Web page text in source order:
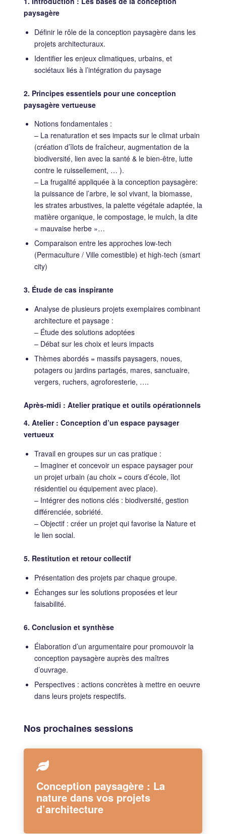
paysagère
Définir le rôle de la conception paysagère dans les
projets architecturaux.
Identifier les enjeux climatiques, urbains, et
sociétaux liés à l’intégration du paysage
2. Principes essentiels pour une conception
paysagère vertueuse
Notions fondamentales :
– La renaturation et ses impacts sur le climat urbain
(création d’îlots de fraîcheur, augmentation de la
biodiversité, lien avec la santé & le bien‐être, lutte
contre le ruissellement, … ).
– La frugalité appliquée à la conception paysagère:
la puissance de l’arbre, le sol vivant, la biomasse,
les strates arbustives, la palette végétale adaptée, la
matière organique, le compostage, le mulch, la dite
« mauvaise herbe »…
Comparaison entre les approches low‐tech
(Permaculture / Ville comestible) et high‐tech (smart
city)
3. Étude de cas inspirante
Analyse de plusieurs projets exemplaires combinant
architecture et paysage :
– Étude des solutions adoptées
– Débat sur les choix et leurs impacts
Thèmes abordés = massifs paysagers, noues,
potagers ou jardins partagés, mares, sanctuaire,
vergers, ruchers, agroforesterie, ….
Après‐midi : Atelier pratique et outils opérationnels
4. Atelier : Conception d’un espace paysager
vertueux
Travail en groupes sur un cas pratique :
– Imaginer et concevoir un espace paysager pour
un projet urbain (au choix = cours d’école, îlot
résidentiel ou équipement avec place).
– Intégrer des notions clés : biodiversité, gestion
différenciée, sobriété.
– Objectif : créer un projet qui favorise la Nature et
le lien social.
5. Restitution et retour collectif
Présentation des projets par chaque groupe.
Échanges sur les solutions proposées et leur
faisabilité.
6. Conclusion et synthèse
Élaboration d’un argumentaire pour promouvoir la
conception paysagère auprès des maîtres
d’ouvrage.
Perspectives : actions concrètes à mettre en oeuvre
dans leurs projets respectifs.
Nos prochaines sessions
Conception paysagère : La
nature dans vos projets
d’architecture